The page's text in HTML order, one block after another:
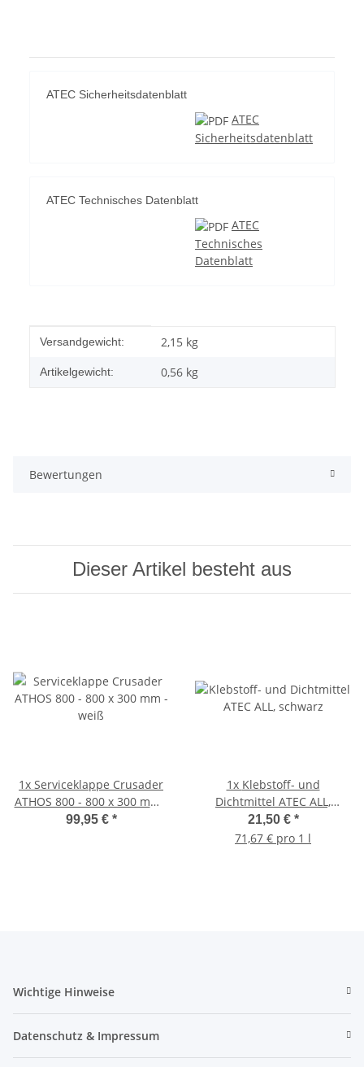
ATEC Sicherheitsdatenblatt
ATEC
Sicherheitsdatenblatt
ATEC Technisches Datenblatt
ATEC
Technisches
Datenblatt
Produkteigenschaft
Wert
Versandgewicht: 2,15 kg
Artikelgewicht: 0,56 kg
Bewertungen
Dieser Artikel besteht aus
1x Serviceklappe Crusader
ATHOS 800 - 800 x 300 mm -
weiß
99,95 € *
1x Klebstoff- und
Dichtmittel ATEC ALL,
schwarz
21,50 € *
71,67 € pro 1 l
Wichtige Hinweise
Datenschutz & Impressum